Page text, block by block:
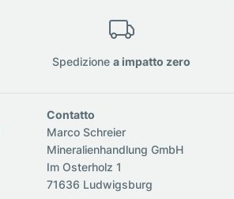
Spedizionea impatto zero
Contatto
Marco Schreier
Mineralienhandlung GmbH
Im Osterholz 1
71636 Ludwigsburg